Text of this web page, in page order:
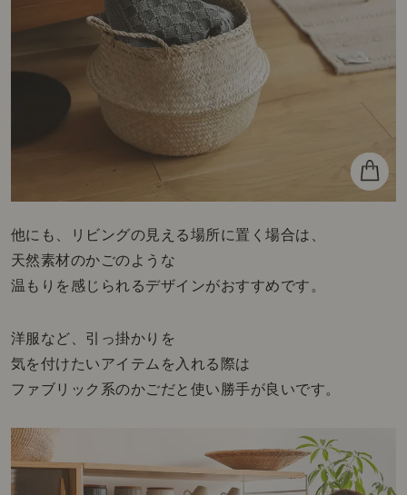
他にも、リビングの見える場所に置く場合は、
天然素材のかごのような
温もりを感じられるデザインがおすすめです。
洋服など、引っ掛かりを
気を付けたいアイテムを入れる際は
ファブリック系のかごだと使い勝手が良いです。